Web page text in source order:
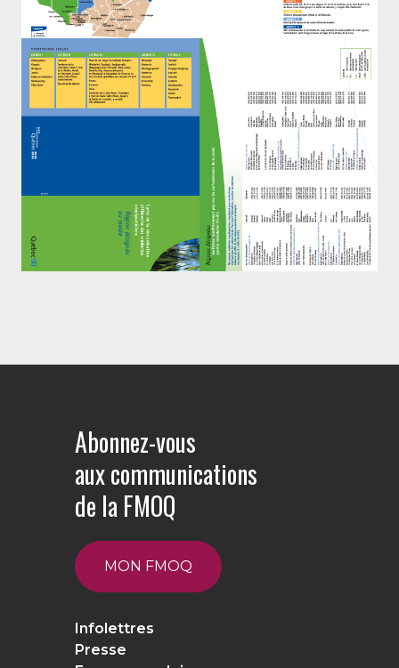
Abonnez-vous
aux communications
de la FMOQ
MON FMOQ
Infolettres
Presse